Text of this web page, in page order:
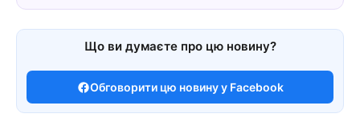
Що ви думаєте про цю новину?
Обговорити цю новину у Facebook